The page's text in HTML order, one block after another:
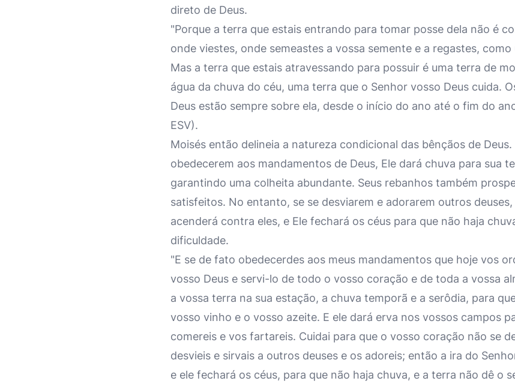
direto de Deus.
"Porque a terra que estais entrando para tomar posse dela não é
onde viestes, onde semeastes a vossa semente e a regastes,
Mas a terra que estais atravessando para possuir é uma terra de
água da chuva do céu, uma terra que o Senhor vosso Deus cuida.
Deus estão sempre sobre ela, desde o início do ano até o fim do
ESV).
Moisés então delineia a natureza condicional das bênçãos de Deus.
obedecerem aos mandamentos de Deus, Ele dará chuva para sua
garantindo uma colheita abundante. Seus rebanhos também
satisfeitos. No entanto, se se desviarem e adorarem outros
acenderá contra eles, e Ele fechará os céus para que não haja
dificuldade.
"E se de fato obedecerdes aos meus mandamentos que hoje vos
vosso Deus e servi-lo de todo o vosso coração e de toda a vossa
a vossa terra na sua estação, a chuva temporã e a serôdia, para
vosso vinho e o vosso azeite. E ele dará erva nos vossos campos
comereis e vos fartareis. Cuidai para que o vosso coração não se
desvieis e sirvais a outros deuses e os adoreis; então a ira do
e ele fechará os céus, para que não haja chuva, e a terra não dê o